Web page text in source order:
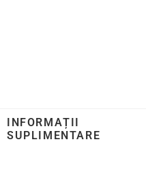
INFORMAȚII
SUPLIMENTARE